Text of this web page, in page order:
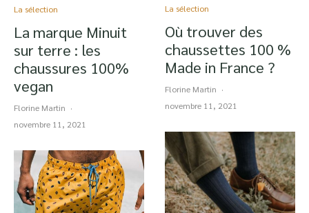
La sélection
La marque Minuit
sur terre : les
chaussures 100%
vegan
Florine Martin ·
novembre 11, 2021
La sélection
Où trouver des
chaussettes 100 %
Made in France ?
Florine Martin ·
novembre 11, 2021